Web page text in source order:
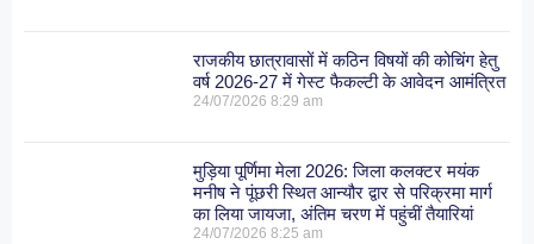
राजकीय छात्रावासों में कठिन विषयों की कोचिंग हेतु
वर्ष 2026-27 में गेस्ट फैकल्टी के आवेदन आमंत्रित
24/07/20268:29 am
मुड़िया पूर्णिमा मेला 2026: जिला कलक्टर मयंक
मनीष ने पूंछरी स्थित आन्यौर द्वार से परिक्रमा मार्ग
का लिया जायजा, अंतिम चरण में पहुंचीं तैयारियां
24/07/20268:25 am